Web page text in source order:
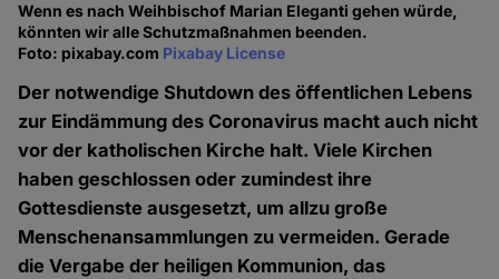
Wenn es nach Weihbischof Marian Eleganti gehen würde,
könnten wir alle Schutzmaßnahmen beenden.
Foto: pixabay.com Pixabay License
Der notwendige Shutdown des öffentlichen Lebens
zur Eindämmung des Coronavirus macht auch nicht
vor der katholischen Kirche halt. Viele Kirchen
haben geschlossen oder zumindest ihre
Gottesdienste ausgesetzt, um allzu große
Menschenansammlungen zu vermeiden. Gerade
die Vergabe der heiligen Kommunion, das